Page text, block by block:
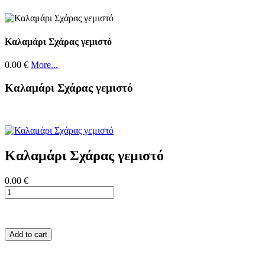
Καλαμάρι Σχάρας γεμιστό
0.00 € More...
Καλαμάρι Σχάρας γεμιστό
Καλαμάρι Σχάρας γεμιστό
0.00 €
Add to cart